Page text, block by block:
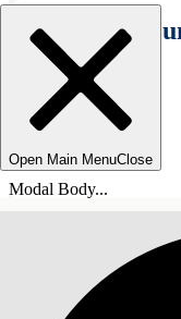
Seleccionar
Open Main MenuClose
Modal Body...